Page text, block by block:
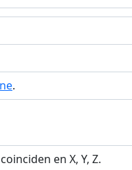
.
coinciden en X, Y, Z.